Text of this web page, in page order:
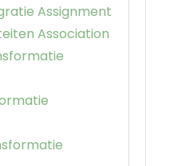
Assignment
Association